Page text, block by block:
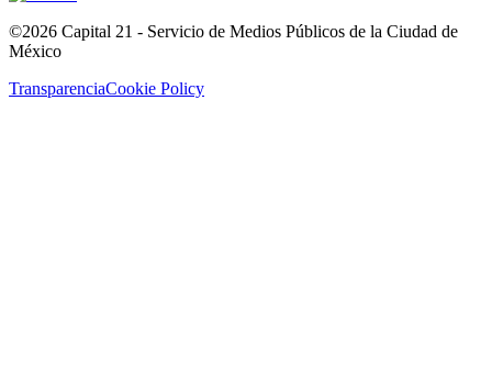
©2026 Capital 21 - Servicio de Medios Públicos de la Ciudad de
México
TransparenciaCookie Policy